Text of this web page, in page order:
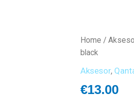
Home /
black
Aksesor,
€13.00
Qantë
telefoni
black
quantity